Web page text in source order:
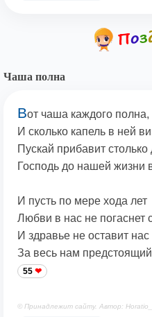
Чаша полна
Вот чаша каждого полна,
И сколько капель в ней
Пускай прибавит столько
Господь до нашей жизни
И пусть по мере хода лет
Любви в нас не погаснет
И здравье не оставит нас
За весь нам предстоящий
55
© Принадлежит сайту. Автор: